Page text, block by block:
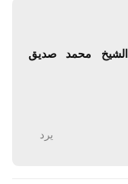
الشيخ محمد صديق
يرد